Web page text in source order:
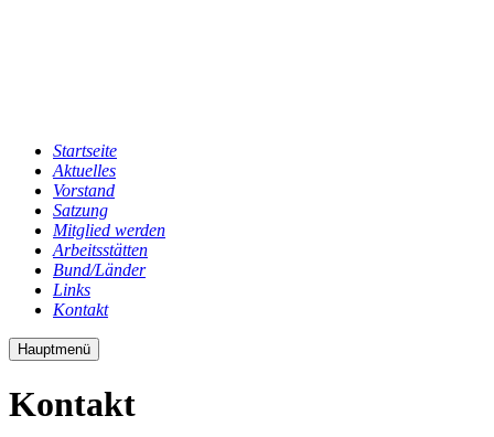
Startseite
Aktuelles
Vorstand
Satzung
Mitglied werden
Arbeitsstätten
Bund/Länder
Links
Kontakt
Hauptmenü
Kontakt